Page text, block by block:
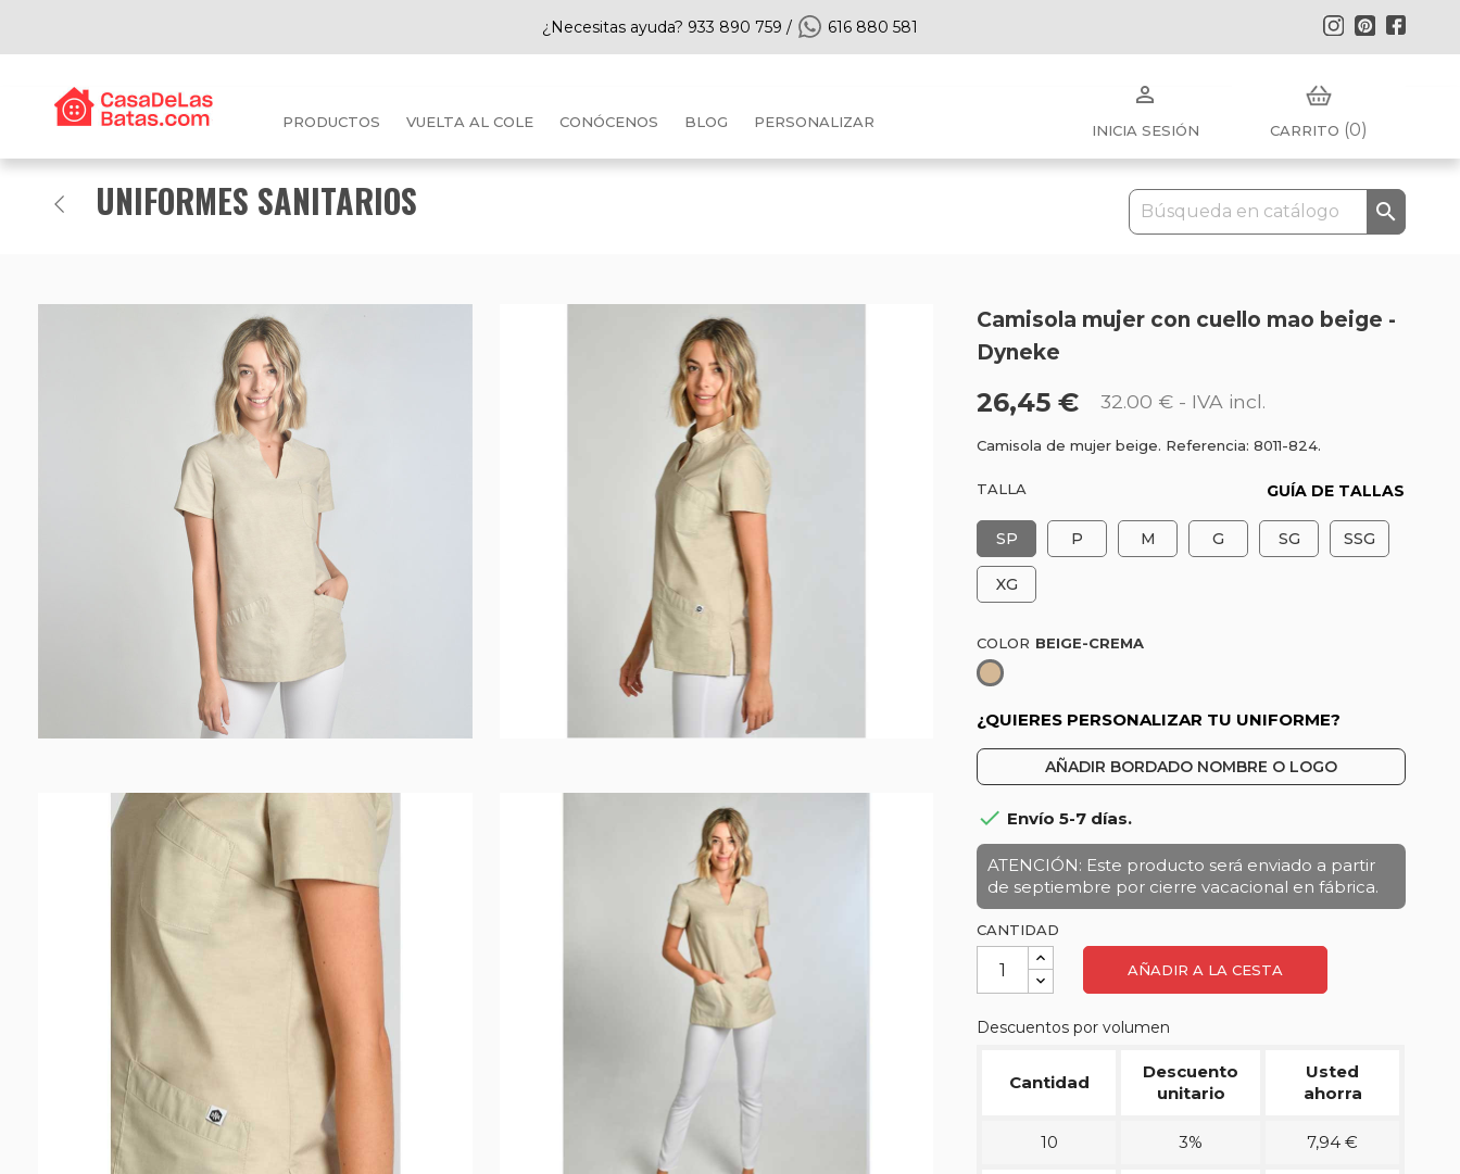
¿Necesitas ayuda? 933 890 759 / 616 880 581 Pinterest
Instagram
PRODUCTOS VUELTA AL COLE CONÓCENOS BLOG PERSONALIZAR

INICIA SESIÓN CARRITO (0)
UNIFORMES SANITARIOS 
Camisola mujer con cuello mao beige -
Dyneke
26,45 € 32.00 € - IVA incl.
Camisola de mujer beige. Referencia: 8011-824.
TALLA GUÍA DE TALLAS
SP P M G SG SSG
XG
COLOR
Beige-
¿QUIERES PERSONALIZAR TU UNIFORME?
AÑADIR BORDADO NOMBRE O LOGO
 Envío 5-7 días.
ATENCIÓN: Este producto será enviado a partir
de septiembre por cierre vacacional en fábrica.
CANTIDAD
AÑADIR A LA CESTA
Descuentos por volumen
Cantidad
Descuento
unitario
Usted
ahorra
10 3% 7,94 €